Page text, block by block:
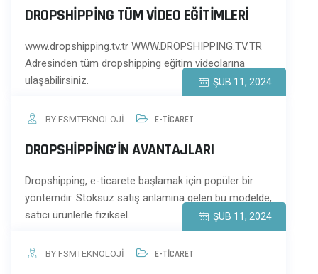
DROPSHIPPING TÜM VIDEO EĞITIMLERI
www.dropshipping.tv.tr WWW.DROPSHIPPING.TV.TR
Adresinden tüm dropshipping eğitim videolarına
ulaşabilirsiniz.
ŞUB 11, 2024
BY FSMTEKNOLOJI E-TİCARET
DROPSHIPPING’IN AVANTAJLARI
Dropshipping, e-ticarete başlamak için popüler bir
yöntemdir. Stoksuz satış anlamına gelen bu modelde,
satıcı ürünlerle fiziksel…
ŞUB 11, 2024
BY FSMTEKNOLOJI E-TİCARET